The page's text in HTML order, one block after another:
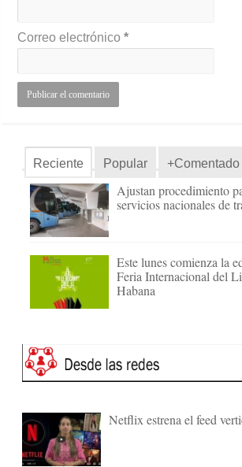
Correo electrónico*
Reciente Popular +Comentado
Ajustan procedimiento
servicios nacionales de
Este lunes comienza la
Feria Internacional del
Habana
Netflix estrena el feed